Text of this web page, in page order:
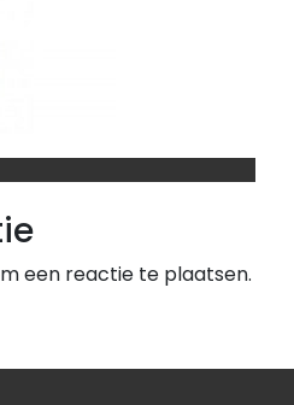
een reactie te plaatsen.